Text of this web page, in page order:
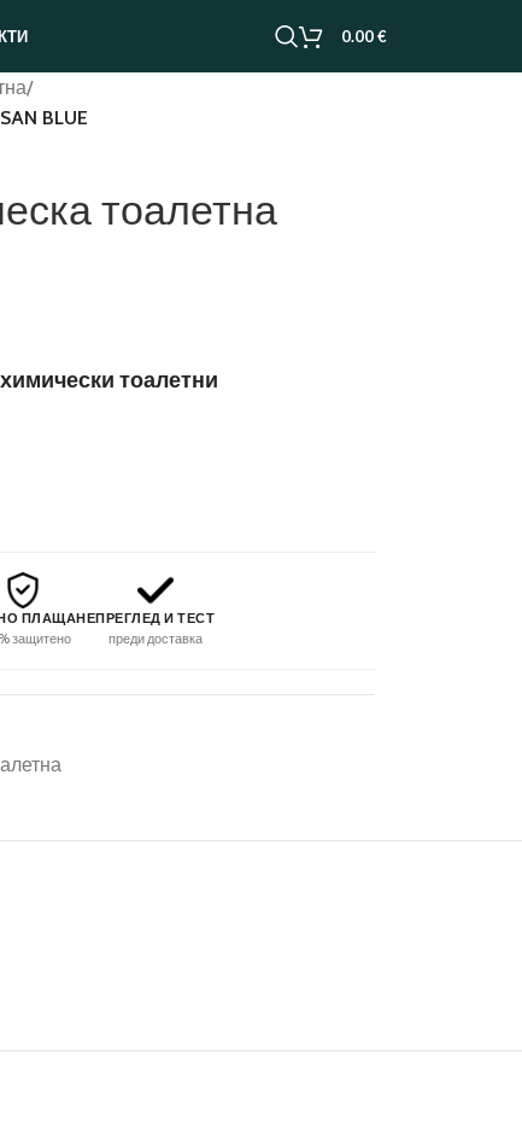
0.00€
/
BLUE
тоалетна
тоалетни
ПЛАЩАНЕ
защитено
ПРЕГЛЕД И ТЕСТ
преди доставка